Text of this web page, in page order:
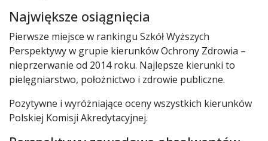
Największe osiągnięcia
Pierwsze miejsce w rankingu Szkół Wyższych
Perspektywy w grupie kierunków Ochrony Zdrowia –
nieprzerwanie od 2014 roku. Najlepsze kierunki to
pielęgniarstwo, położnictwo i zdrowie publiczne.
Pozytywne i wyróżniające oceny wszystkich kierunków
Polskiej Komisji Akredytacyjnej.